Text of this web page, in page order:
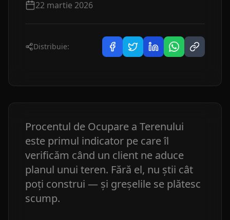
22 martie 2026
Distribuie:
Procentul de Ocupare a Terenului
este primul indicator pe care îl
verificăm când un client ne aduce
planul unui teren. Fără el, nu știi cât
poți construi — și greșelile se plătesc
scump.